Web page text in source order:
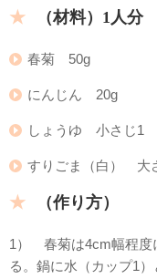
（材料）1人分
春菊 50g
にんじん 20g
しょうゆ 小さじ1
すりごま（白） 大
（作り方）
1） 春菊は4cm幅程度
る。鍋に水（カップ1